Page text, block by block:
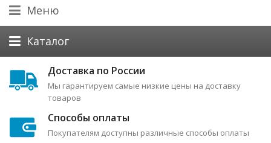
Меню
Каталог
Доставка по России
Мы гарантируем самые низкие цены на доставку
товаров
Способы оплаты
Покупателям доступны различные способы оплаты